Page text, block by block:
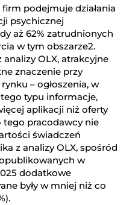
podejmuje działania
psychicznej
aż 62% zatrudnionych
w tym obszarze2.
OLX, atrakcyjne
znaczenie przy
– ogłoszenia, w
typu informacje,
aplikacji niż oferty
tego pracodawcy nie
świadczeń
z analizy OLX, spośród
w
dodatkowe
były w mniej niż co